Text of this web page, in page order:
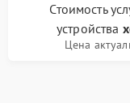
Стоимость
устройства
Цена